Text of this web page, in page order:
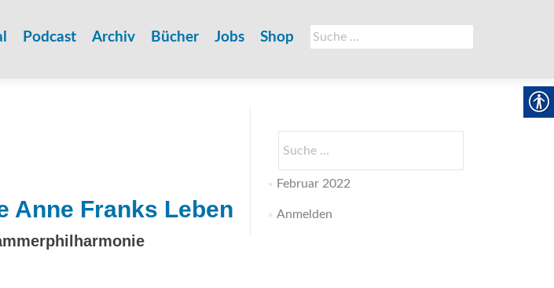
Suche
nach:
Podcast Archiv Bücher Jobs Shop
Anne Franks Leben
nach:
Februar 2022
Anmelden